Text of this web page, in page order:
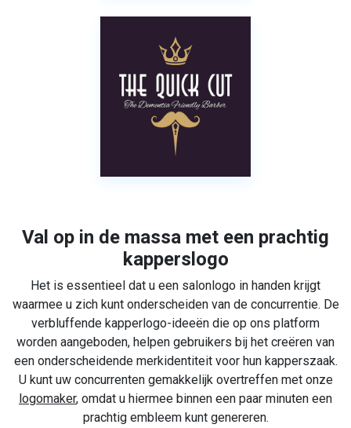
Val op in de massa met een prachtig
kapperslogo
Het is essentieel dat u een salonlogo in handen krijgt
waarmee u zich kunt onderscheiden van de concurrentie. De
verbluffende kapperlogo-ideeën die op ons platform
worden aangeboden, helpen gebruikers bij het creëren van
een onderscheidende merkidentiteit voor hun kapperszaak.
U kunt uw concurrenten gemakkelijk overtreffen met onze
logomaker, omdat u hiermee binnen een paar minuten een
prachtig embleem kunt genereren.